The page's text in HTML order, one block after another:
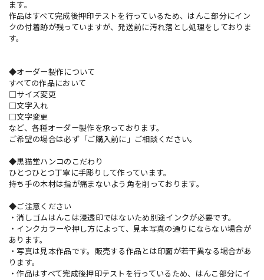
ます。
作品はすべて完成後押印テストを行っているため、はんこ部分にイン
クの付着跡が残っていますが、発送前に汚れ落とし処理をしておりま
す。
◆オーダー製作について
すべての作品において
□サイズ変更
□文字入れ
□文字変更
など、各種オーダー製作を承っております。
ご希望の場合は必ず「ご購入前に」ご相談ください。
◆黒猫堂ハンコのこだわり
ひとつひとつ丁寧に手彫りして作っています。
持ち手の木材は指が痛まないよう角を削っております。
◆ご注意ください
・消しゴムはんこは浸透印ではないため別途インクが必要です。
・インクカラーや押し方によって、見本写真の通りにならない場合が
あります。
・写真は見本作品です。販売する作品とは印面が若干異なる場合があ
ります。
・作品はすべて完成後押印テストを行っているため、はんこ部分にイ